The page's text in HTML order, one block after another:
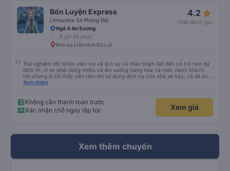
Bốn Luyện Express
Limousine 24 Phòng Đôi
4.2 star_rate
(546 đánh giá)
Ngã 4 An Sương
6 giờ 50 phút
Bến xe Liên tỉnh Đà Lạt
Trải nghiệm tốt Nhân viên vui vẻ lịch sự và thân thiện Giờ đến có trễ hơn dự
định 1h, vì xe phải dừng nhiều và lên xuống hàng hóa và rước hành khách,
nói chung là tối thấy yên tâm khi sử dụng dịch vụ của nhà xe này, và sẽ ủng
hộ và giới thiệu cho người thân sử dụng dịch vụ của nhà xe này
Xem thêm
Không cần thanh toán trước
Xác nhận chỗ ngay lập tức
Xem giá
Xem thêm chuyến